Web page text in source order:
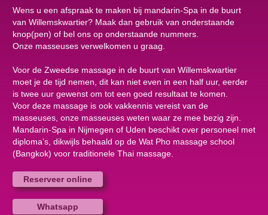
Wens u een afspraak te maken bij mandarin-Spa in de buurt
van Willemskwartier? Maak dan gebruik van onderstaande
knop(pen) of bel ons op onderstaande nummers.
Onze masseuses verwelkomen u graag.
Voor de Zweedse massage in de buurt van Willemskwartier
moet je de tijd nemen, dit kan niet even in een half uur, eerder
is twee uur gewenst om tot een goed resultaat te komen.
Voor deze massage is ook vakkennis vereist van de
masseuses, onze masseuses weten waar ze mee bezig zijn.
Mandarin-Spa in Nijmegen of Uden beschikt over personeel met
diploma’s, dikwijls behaald op de Wat Pho massage school
(Bangkok) voor traditionele Thai massage.
Reserveer online
Whatsapp